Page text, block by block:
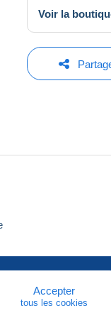
Voir la
Accepter
tous les cookies